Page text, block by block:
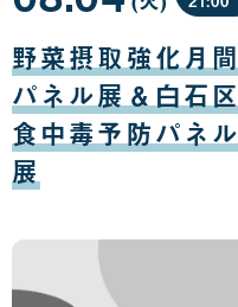
野菜摂取強化月間
パネル展＆白石区
食中毒予防パネル
展
月
04
日
日